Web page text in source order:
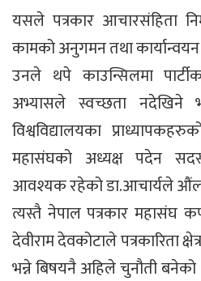
यसले पत्रकार आचारसंहिता
कामको अनुगमन तथा कार्यान्वयन
उनले थपे काउन्सिलमा
अभ्यासले स्वच्छता नदेखिने
विश्वविद्यालयका
महासंघको अध्यक्ष पदेन
आवश्यक रहेको डा.आचार्यले
त्यस्तै नेपाल पत्रकार महासंघ
देवीराम देवकोटाले पत्रकारिता
भन्ने बिषयनै अहिले चुनौती